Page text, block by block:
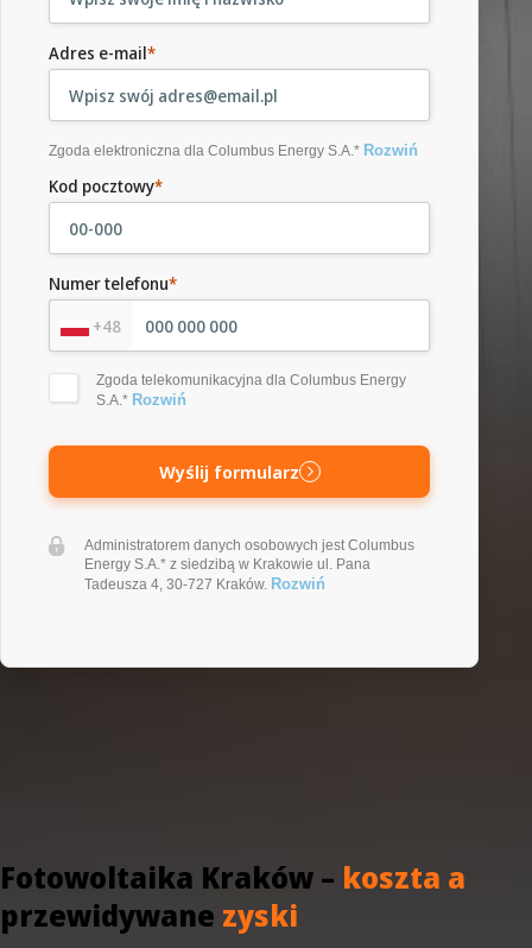
Adres e-mail*
Zgoda elektroniczna dla Columbus Energy S.A.* Rozwiń
Kod pocztowy*
Numer telefonu*
+48
Zgoda telekomunikacyjna dla Columbus Energy
S.A.* Rozwiń
Wyślij formularz
Administratorem danych osobowych jest Columbus
Energy S.A.* z siedzibą w Krakowie ul. Pana
Tadeusza 4, 30-727 Kraków. Rozwiń
Fotowoltaika Kraków – koszta a
przewidywane zyski